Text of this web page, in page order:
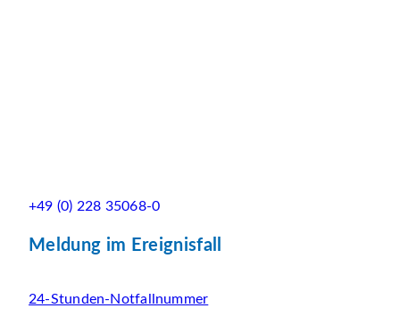
+49 (0) 228 35068-0
Meldung im Ereignisfall
24-Stunden-Notfallnummer